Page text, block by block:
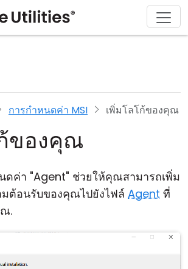
การกำหนดค่า MSI เพิ่มโลโก้ของคุณ
ของคุณ
ดค่า "Agent" ช่วยให้คุณสามารถเพิ่ม
ต้อนรับของคุณไปยังไฟล์ Agent ที่
.
ผลิตภัณฑ์
รุ่น
ม่ต้องดูแล
Directory
โซลูชัน
าปลีก
บาล
เทศ
าวน์โหลด
ซื้อ
ตของคุณ
สนับสนุน
เกี่ยวกับ